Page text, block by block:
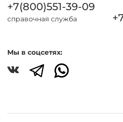
+7(800)551-39-09
справочная служба
Мы в соцсетях: